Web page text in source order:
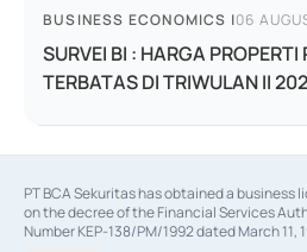
BUSINESS ECONOMICS |06
SURVEI BI : HARGA PROPERTI
TERBATAS DI TRIWULAN II
PT BCA Sekuritas has obtained a business
on the decree of the Financial Services
Number KEP-138/PM/1992 dated March 11,